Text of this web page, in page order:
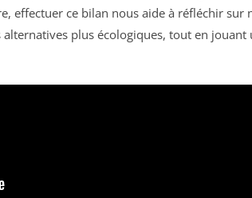
effectuer ce bilan nous aide à réfléchir sur
plus écologiques, tout en jouant